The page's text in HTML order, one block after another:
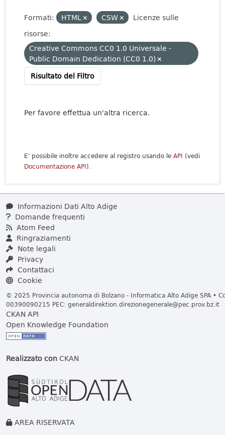
Formati: HTML CSW
Licenze sulle
risorse:
Creative Commons CC0 1.0 Universale -
Public Domain Dedication (CC0 1.0)
Risultato del Filtro
Per favore effettua un'altra ricerca.
E' possibile inoltre accedere al registro usando le API (vedi
Documentazione API).
Informazioni Dati Alto Adige
Domande frequenti
Atom Feed
Ringraziamenti
Note legali
Privacy
Contattaci
Cookie
© 2025 Provincia autonoma di Bolzano - Informatica Alto Adige SPA •
00390090215 PEC: generaldirektion.direzionegenerale@pec.prov.bz.it
CKAN API
Open Knowledge Foundation
Realizzato conCKAN
AREA RISERVATA